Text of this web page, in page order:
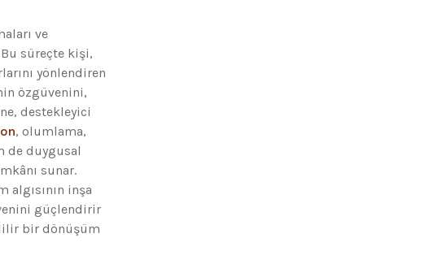
ve
süreçte kişi,
yönlendiren
özgüvenini,
destekleyici
, olumlama,
de duygusal
sunar.
inşa
güçlendirir
bir dönüşüm